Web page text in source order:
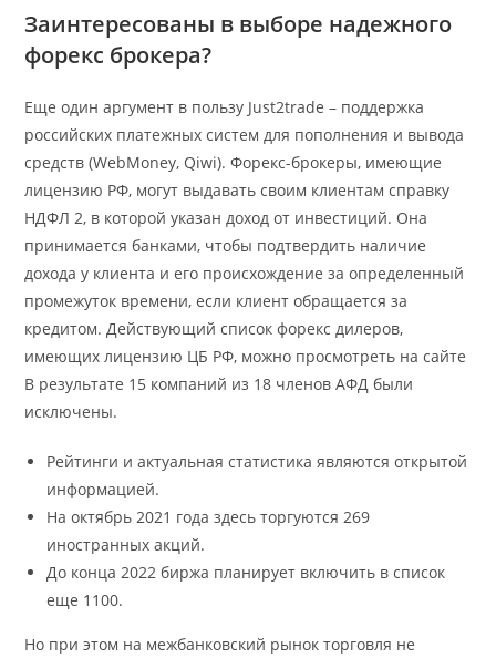
Заинтересованы в выборе надежного
форекс брокера?
Еще один аргумент в пользу Just2trade – поддержка
российских платежных систем для пополнения и вывода
средств (WebMoney, Qiwi). Форекс-брокеры, имеющие
лицензию РФ, могут выдавать своим клиентам справку
НДФЛ 2, в которой указан доход от инвестиций. Она
принимается банками, чтобы подтвердить наличие
дохода у клиента и его происхождение за определенный
промежуток времени, если клиент обращается за
кредитом. Действующий список форекс дилеров,
имеющих лицензию ЦБ РФ, можно просмотреть на сайте
В результате 15 компаний из 18 членов АФД были
исключены.
Рейтинги и актуальная статистика являются открытой
информацией.
На октябрь 2021 года здесь торгуются 269
иностранных акций.
До конца 2022 биржа планирует включить в список
еще 1100.
Но при этом на межбанковский рынок торговля не